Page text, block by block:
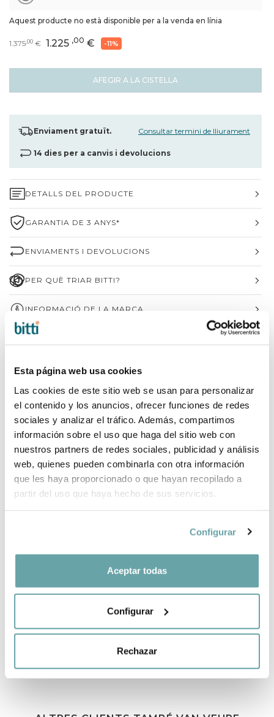
Esta página web usa cookies
Las cookies de este sitio web se usan para personalizar
el contenido y los anuncios, ofrecer funciones de redes
sociales y analizar el tráfico. Además, compartimos
información sobre el uso que haga del sitio web con
nuestros partners de redes sociales, publicidad y análisis
web, quienes pueden combinarla con otra información
que les haya proporcionado o que hayan recopilado a
partir del uso que haya hecho de sus servicios.
Configurar
Aceptar todas
Configurar
Rechazar
Aquest producte no està disponible per a la venda en línia
AFEGIR A LA CISTELLA
1.375,00 € 1.225 ,00 € -11%
Enviament gratuït. Consultar termini de lliurament
14 dies per a canvis i devolucions
DETALLS DEL PRODUCTE
GARANTIA DE 3 ANYS*
ENVIAMENTS I DEVOLUCIONS
PER QUÈ TRIAR BITTI?
INFORMACIÓ DE LA MARCA
COMPLETA LA TEVA COMPRA